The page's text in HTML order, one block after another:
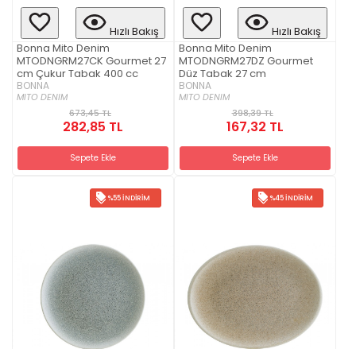
Hızlı Bakış
Bonna Mito Denim
MTODNGRM27CK Gourmet 27
cm Çukur Tabak 400 cc
BONNA
MITO DENIM
673,45 TL
282,85 TL
Sepete Ekle
Hızlı Bakış
Bonna Mito Denim
MTODNGRM27DZ Gourmet
Düz Tabak 27 cm
BONNA
MITO DENIM
398,39 TL
167,32 TL
Sepete Ekle
%55 İNDIRIM %45 İNDIRIM